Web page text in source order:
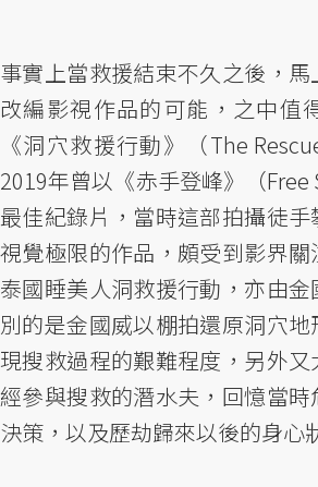
事實上當救援結束不久之後，
改編影視作品的可能，之中值
《洞穴救援行動》（The
2019年曾以《赤手登峰》（
最佳紀錄片，當時這部拍攝徒
視覺極限的作品，頗受到影界
泰國睡美人洞救援行動，亦由
別的是金國威以棚拍還原洞穴
現搜救過程的艱難程度，另外
經參與搜救的潛水夫，回憶當
決策，以及歷劫歸來以後的身心